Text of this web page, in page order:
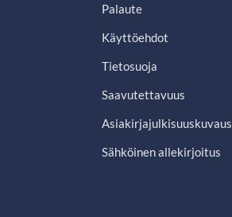
Palaute
Käyttöehdot
Tietosuoja
Saavutettavuus
Asiakirjajulkisuuskuvaus
Sähköinen allekirjoitus